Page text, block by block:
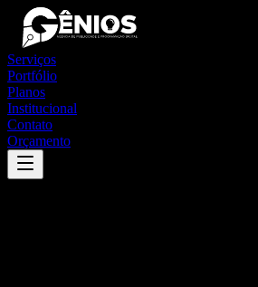
Serviços
Portfólio
Planos
Institucional
Contato
Orçamento